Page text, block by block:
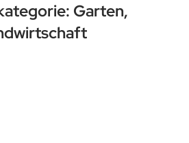
Garten,